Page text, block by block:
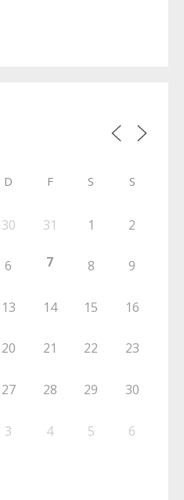
D F S S
30 31 1 2
6 7 8 9
13 14 15 16
20 21 22 23
27 28 29 30
3 4 5 6